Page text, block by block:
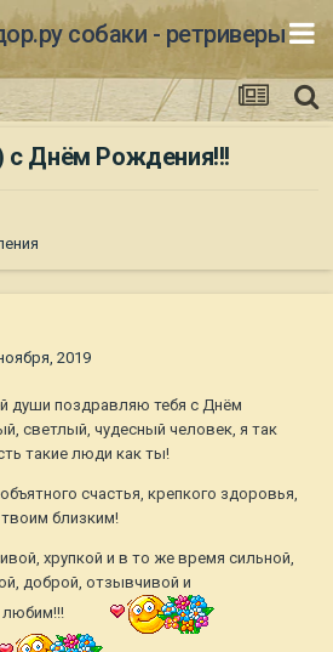
собаки - ретриверы
с Днём Рождения!!!
2019
души поздравляю тебя с Днём
светлый, чудесный человек, я так
такие люди как ты!
счастья, крепкого здоровья,
близким!
хрупкой и в то же время сильной,
доброй, отзывчивой и
любим!!!